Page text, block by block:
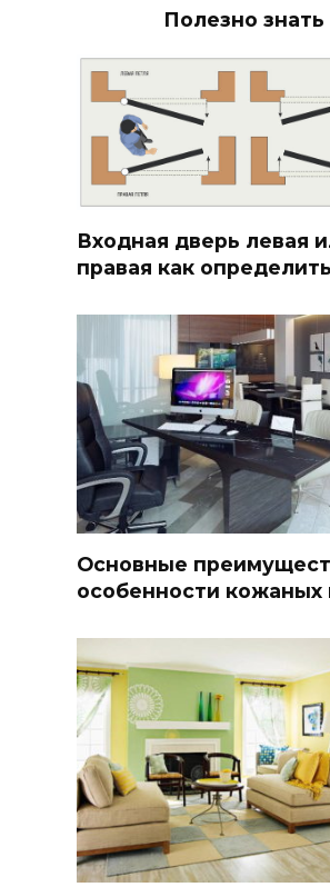
Полезно знать
Входная дверь левая
правая как определить
Основные
особенности кожаных